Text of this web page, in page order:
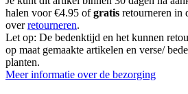
halen voor €4.95 ofgratis retourneren in
overretourneren.
Let op: De bedenktijd en het kunnen
op maat gemaakte artikelen en verse/
planten.
Meer informatie over de bezorging